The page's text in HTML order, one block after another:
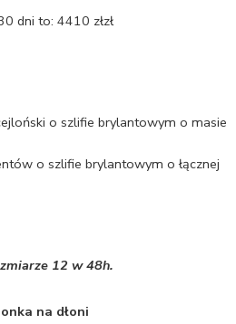
dni to: 4410 złzł
o szlifie brylantowym o masie
o szlifie brylantowym o łącznej
12 w 48h.
na dłoni